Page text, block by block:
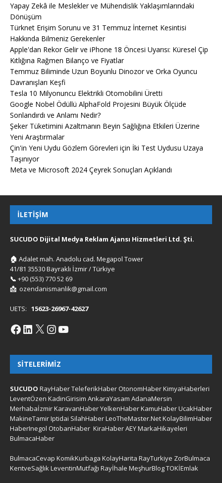
Yapay Zekâ ile Meslekler ve Mühendislik Yaklaşımlarındaki
Dönüşüm
Türknet Erişim Sorunu ve 31 Temmuz İnternet Kesintisi
Hakkında Bilmeniz Gerekenler
Apple'dan Rekor Gelir ve iPhone 18 Öncesi Uyarısı: Küresel Çip
Kıtlığına Rağmen Bilanço ve Fiyatlar
Temmuz Biliminde Uzun Boyunlu Dinozor ve Orka Oyuncu
Davranışları Keşfi
Tesla 10 Milyonuncu Elektrikli Otomobilini Üretti
Google Nobel Ödüllü AlphaFold Projesini Büyük Ölçüde
Sonlandırdı ve Anlamı Nedir?
Şeker Tüketimini Azaltmanın Beyin Sağlığına Etkileri Üzerine
Yeni Araştırmalar
Çin'in Yeni Uydu Gözlem Görevleri için İki Test Uydusu Uzaya
Taşınıyor
Meta ve Microsoft 2024 Çeyrek Sonuçları Açıklandı
İLETIŞIM
SUCUDO Dijital Medya Reklam Ajansı Hizmetleri Ltd. Şti.
🏠 Adalet mah. Anadolu cad. Megapol Tower
41/81 35530 Bayraklı İzmir / Türkiye
📞 +90 (553) 770 52 69
📩 ozendanismanlik@gmail.com
UETS: 15623-26967-42627
SITELERIMIZ
SUCUDO RayHaberTeleferikHaber OtonomHaberKimyaHaberleri
LeventÖzen KadinGirisim AnkaraYasam AdanaMersin
MerhabaİzmirKaravanHaberYelkenHaberKamuHaberUcakHaber
MakineTamirIptidai SilahHaberLeoTheMaster.NetKolayBilimHaber
HaberInegol OtobanHaber KiraHaberAEYMarkaHikayeleri
BulmacaHaber
BulmacaCevap KomikKurbaga KolayHarita RayTurkiye ZorBulmaca
KentveSağlıkLeventinMutfağı Rayİhale MeşhurBlogTOKİEmlak